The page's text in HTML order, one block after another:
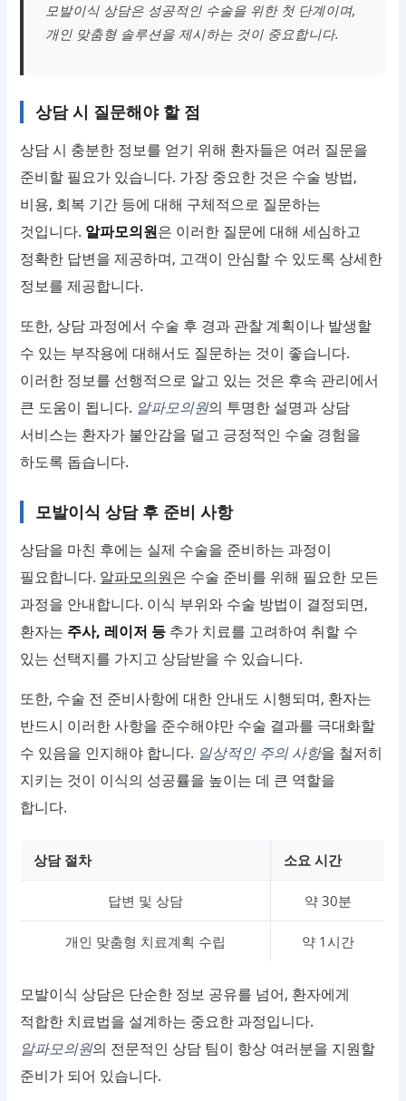
모발이식 상담은 성공적인 수술을 위한 첫 단계이며,
개인 맞춤형 솔루션을 제시하는 것이 중요합니다.
상담 시 질문해야 할 점
상담 시 충분한 정보를 얻기 위해 환자들은 여러 질문을
준비할 필요가 있습니다. 가장 중요한 것은 수술 방법,
비용, 회복 기간 등에 대해 구체적으로 질문하는
것입니다. 알파모의원은 이러한 질문에 대해 세심하고
정확한 답변을 제공하며, 고객이 안심할 수 있도록 상세한
정보를 제공합니다.
또한, 상담 과정에서 수술 후 경과 관찰 계획이나 발생할
수 있는 부작용에 대해서도 질문하는 것이 좋습니다.
이러한 정보를 선행적으로 알고 있는 것은 후속 관리에서
큰 도움이 됩니다. 알파모의원의 투명한 설명과 상담
서비스는 환자가 불안감을 덜고 긍정적인 수술 경험을
하도록 돕습니다.
모발이식 상담 후 준비 사항
상담을 마친 후에는 실제 수술을 준비하는 과정이
필요합니다. 알파모의원은 수술 준비를 위해 필요한 모든
과정을 안내합니다. 이식 부위와 수술 방법이 결정되면,
환자는 주사, 레이저 등 추가 치료를 고려하여 취할 수
있는 선택지를 가지고 상담받을 수 있습니다.
또한, 수술 전 준비사항에 대한 안내도 시행되며, 환자는
반드시 이러한 사항을 준수해야만 수술 결과를 극대화할
수 있음을 인지해야 합니다. 일상적인 주의 사항을 철저히
지키는 것이 이식의 성공률을 높이는 데 큰 역할을
합니다.
상담 절차 소요 시간
답변 및 상담 약 30분
개인 맞춤형 치료계획 수립 약 1시간
모발이식 상담은 단순한 정보 공유를 넘어, 환자에게
적합한 치료법을 설계하는 중요한 과정입니다.
알파모의원의 전문적인 상담 팀이 항상 여러분을 지원할
준비가 되어 있습니다.